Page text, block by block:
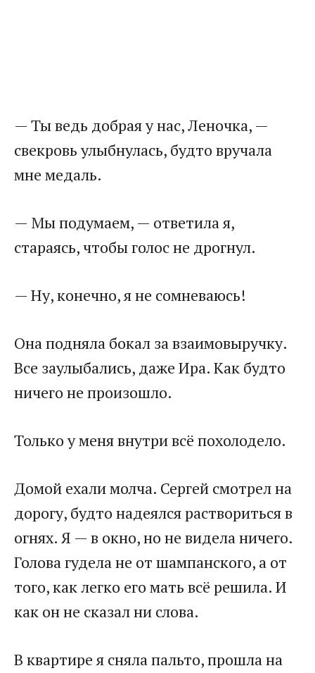
— Ты ведь добрая у нас, Леночка, —
свекровь улыбнулась, будто вручала
мне медаль.
— Мы подумаем, — ответила я,
стараясь, чтобы голос не дрогнул.
— Ну, конечно, я не сомневаюсь!
Она подняла бокал за взаимовыручку.
Все заулыбались, даже Ира. Как будто
ничего не произошло.
Только у меня внутри всё похолодело.
Домой ехали молча. Сергей смотрел на
дорогу, будто надеялся раствориться в
огнях. Я — в окно, но не видела ничего.
Голова гудела не от шампанского, а от
того, как легко его мать всё решила. И
как он не сказал ни слова.
В квартире я сняла пальто, прошла на